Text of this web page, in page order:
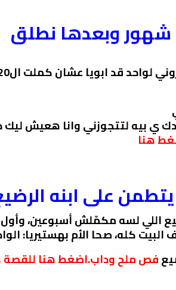
هنا
على ابنه
اللي لسه مكمّلش أسبوعين،
البيت كله، صحا الأم بهستيريا:
فص ملح وداب.اضغط هنا للقصة